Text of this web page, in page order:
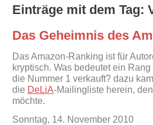
Einträge mit dem Tag:
Das Geheimnis des
Das Amazon-Ranking ist für
kryptisch. Was bedeutet ein
die Nummer 1 verkauft? dazu
die DeLiA-Mailingliste herein,
möchte.
Sonntag, 14. November 2010